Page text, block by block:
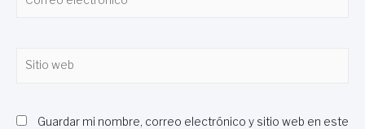
electrónico*
web
Guardar mi nombre, correo electrónico y sitio web en este